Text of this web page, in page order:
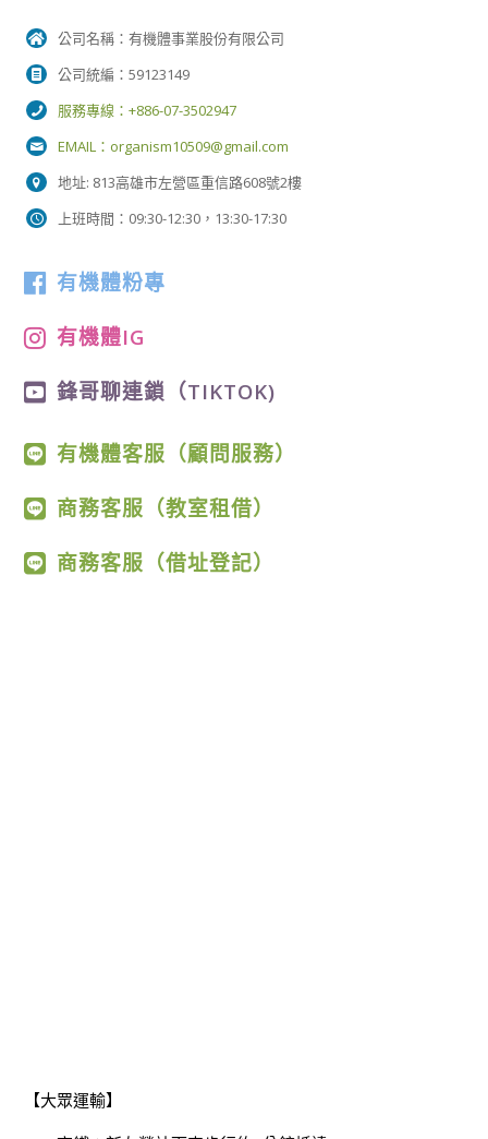
公司名稱：有機體事業股份有限公司
公司統編：59123149
服務專線：+886-07-3502947
EMAIL： organism10509@gmail.com
地址: 813高雄市左營區重信路608號2樓
上班時間：09:30-12:30，13:30-17:30
有機體粉專
有機體IG
鋒哥聊連鎖（TIKTOK)
有機體客服（顧問服務）
商務客服（教室租借）
商務客服（借址登記）
【大眾運輸】